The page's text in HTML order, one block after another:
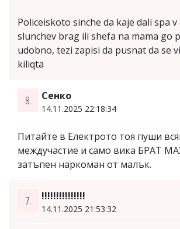
Policeiskoto sinche da kaje dali spa
slunchev brag ili shefa na mama go
udobno, tezi zapisi da pusnat da se
kiliqta
8. Сенко
14.11.2025 22:18:34
Питайте в Електрото тоя пуши
междучастие и само вика БРАТ
затъпен наркоман от малък.
7. !!!!!!!!!!!!!!!
14.11.2025 21:53:32